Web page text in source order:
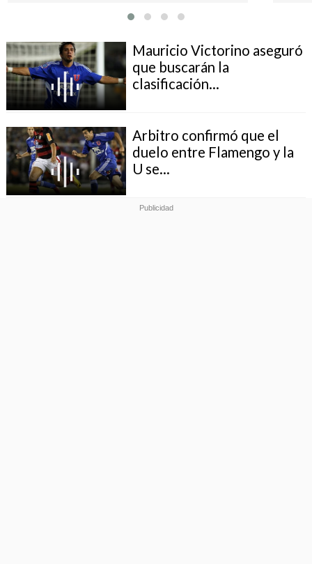
Mauricio Victorino aseguró
que buscarán la
clasificación...
Arbitro confirmó que el
duelo entre Flamengo y la
U se...